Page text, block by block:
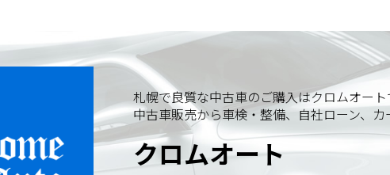
札幌で良質な中古車のご購入はクロムオート
中古車販売から車検・整備、自社ローン、カ
クロムオート